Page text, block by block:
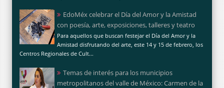
EdoMéx celebrar el Día del Amor y la Amistad
con poesía, arte, exposiciones, talleres y teatro
Para aquellos que buscan festejar el Día del Amor y la
Amistad disfrutando del arte, este 14 y 15 de febrero, los
Centros Regionales de Cult...
Temas de interés para los municipios
metropolitanos del valle de México: Carmen de la